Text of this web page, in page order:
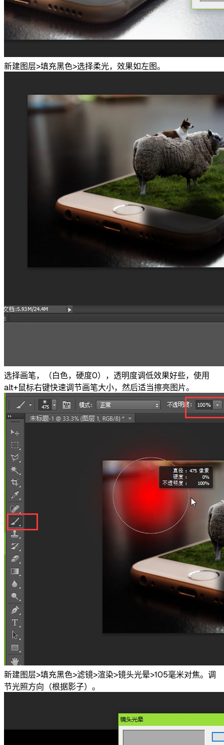
新建图层>填充黑色>选择柔光，效果如左图。
选择画笔，（白色，硬度0），透明度调低效果好些，使用
alt+鼠标右键快速调节画笔大小，然后适当擦亮图片。
新建图层>填充黑色>滤镜>渲染>镜头光晕>105毫米对焦。调
节光照方向（根据影子）。